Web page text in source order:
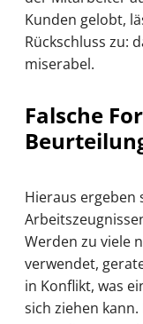
Kunden gelobt,
Rückschluss zu:
miserabel.
Falsche
Hieraus ergeben
Werden zu viele
verwendet,
in Konflikt, was
sich ziehen